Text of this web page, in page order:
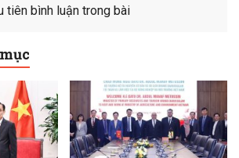
tiên bình luận trong bài